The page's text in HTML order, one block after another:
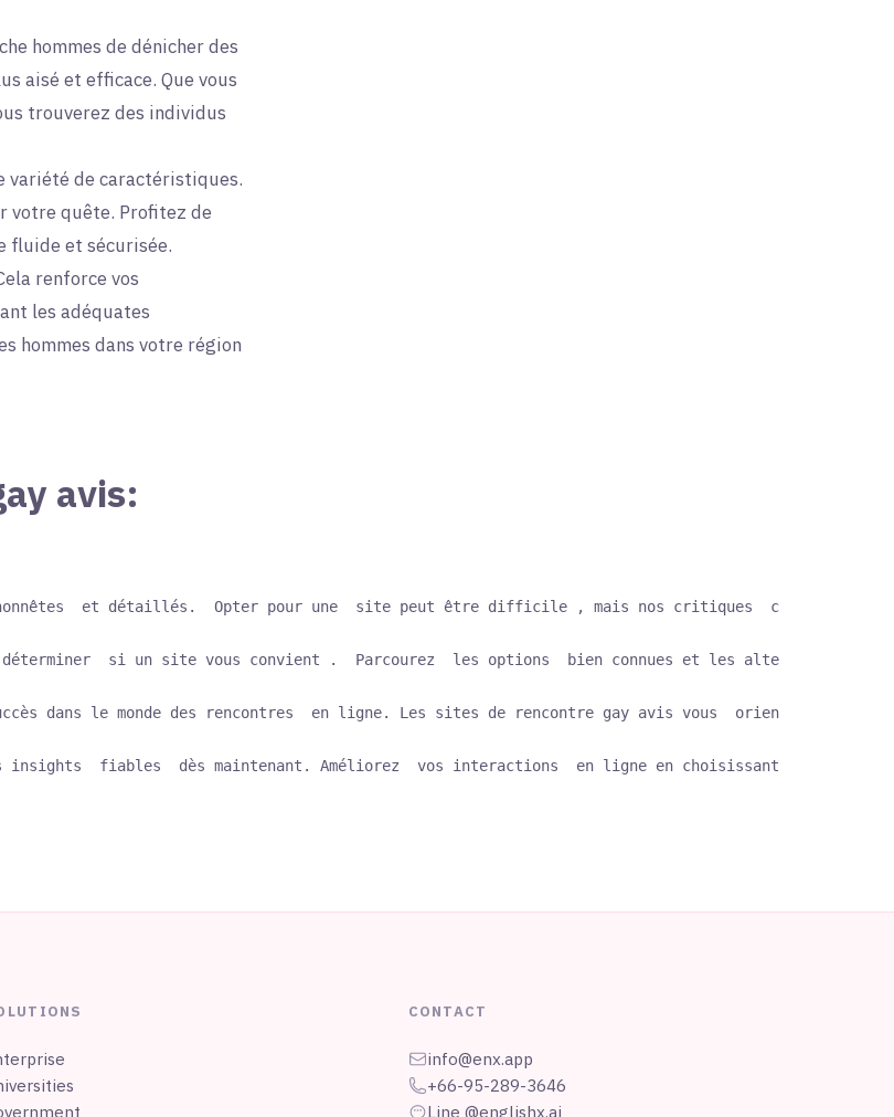
hommes de dénicher des
aisé et efficace. Que vous
trouverez des individus
variété de caractéristiques.
votre quête. Profitez de
fluide et sécurisée.
renforce vos
les adéquates
hommes dans votre région
avis:
et détaillés.  Opter pour une  site peut être difficile , mais nos critiques  complètes
si un site vous convient .  Parcourez  les options  bien connues et les alternatives
dans le monde des rencontres  en ligne. Les sites de rencontre gay avis vous  orientent  vers
insights  fiables  dès maintenant. Améliorez  vos interactions  en ligne en choisissant les  sites
CONTACT
info@enx.app
+66-95-289-3646
Line @englishx.ai